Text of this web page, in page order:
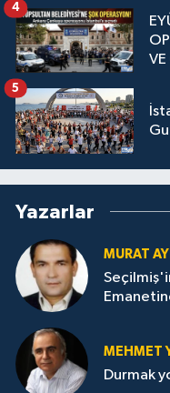
VE
4
5
Yazarlar
MURAT
MEHMET
Durmak